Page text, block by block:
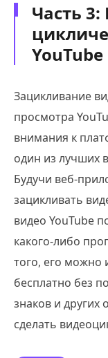
Часть 3:
YouTube
Зацикливание
просмотра
внимания к
один из лучших
Будучи веб-
зацикливать
видео YouTube
какого-либо
того, его можно
бесплатно без
знаков и
сделать